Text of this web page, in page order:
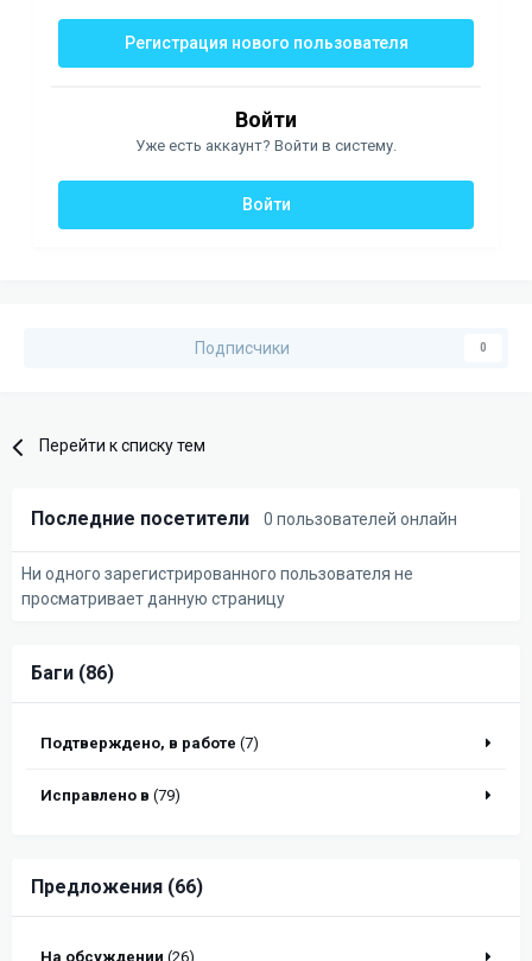
Регистрация нового пользователя
Войти
Уже есть аккаунт? Войти в систему.
Войти
Подписчики 0
Перейти к списку тем
Последние посетители 0 пользователей онлайн
Ни одного зарегистрированного пользователя не
просматривает данную страницу
Баги (86)
Подтверждено, в работе (7)
Исправлено в (79)
Предложения (66)
На обсуждении (26)